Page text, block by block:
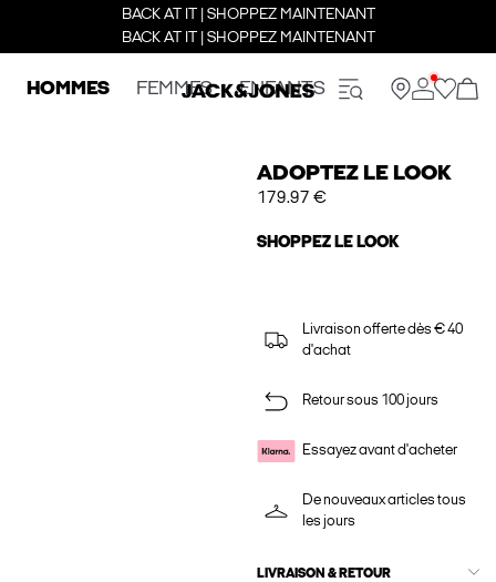
BACK AT IT | SHOPPEZ MAINTENANT
BACK AT IT | SHOPPEZ MAINTENANT
HOMMES FEMMES ENFANTS
ADOPTEZ LE LOOK
179.97 €
SHOPPEZ LE LOOK
Livraison offerte dès € 40
d'achat
Retour sous 100 jours
Essayez avant d'acheter
De nouveaux articles tous
les jours
LIVRAISON & RETOUR